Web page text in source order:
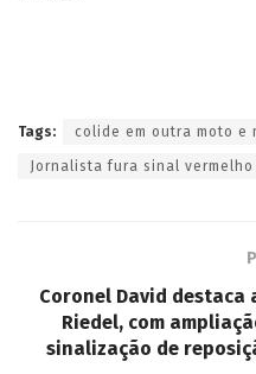
Tags: colide em outra moto e
Jornalista fura sinal vermelho
Coronel David destaca
Riedel, com
sinalização de